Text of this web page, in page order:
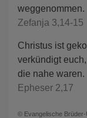
weggenommen.
Zefanja 3,14-15
Christus ist
verkündigt
die nahe waren.
Epheser 2,17
© Evangelische Brüder-